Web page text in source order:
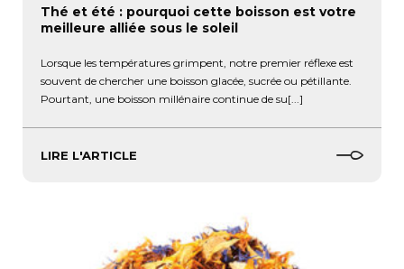
Thé et été : pourquoi cette boisson est votre
meilleure alliée sous le soleil
Lorsque les températures grimpent, notre premier réflexe est
souvent de chercher une boisson glacée, sucrée ou pétillante.
Pourtant, une boisson millénaire continue de su[...]
LIRE L'ARTICLE